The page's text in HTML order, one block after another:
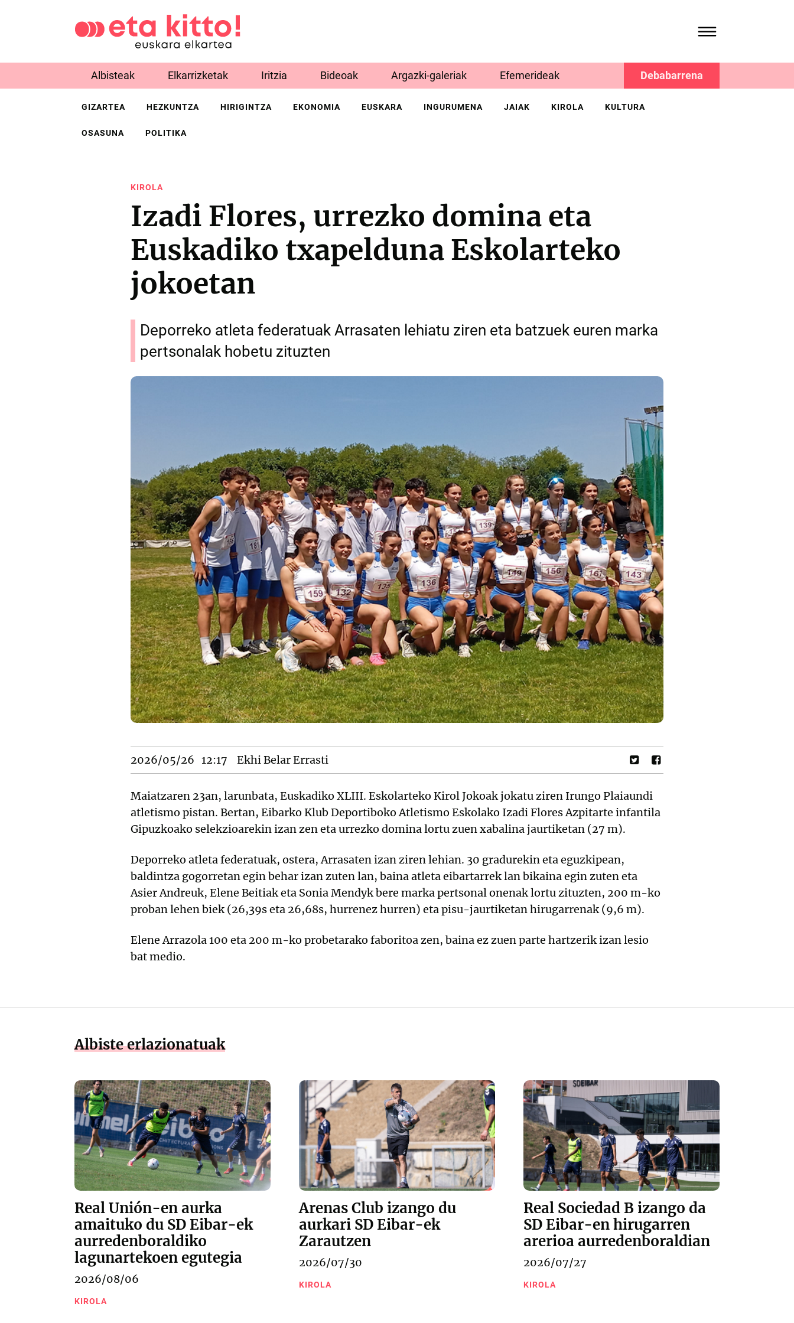
Albisteak Elkarrizketak Iritzia Bideoak Argazki-galeriak Efemerideak Debabarrena
GIZARTEA HEZKUNTZA HIRIGINTZA EKONOMIA EUSKARA INGURUMENA JAIAK KIROLA KULTURA
OSASUNA POLITIKA
KIROLA
Izadi Flores, urrezko domina eta
Euskadiko txapelduna Eskolarteko
jokoetan
Deporreko atleta federatuak Arrasaten lehiatu ziren eta batzuek euren marka
pertsonalak hobetu zituzten
2026/05/26 12:17 Ekhi Belar Errasti
Maiatzaren 23an, larunbata, Euskadiko XLIII. Eskolarteko Kirol Jokoak jokatu ziren Irungo Plaiaundi
atletismo pistan. Bertan, Eibarko Klub Deportiboko Atletismo Eskolako Izadi Flores Azpitarte infantila
Gipuzkoako selekzioarekin izan zen eta urrezko domina lortu zuen xabalina jaurtiketan (27 m).
Deporreko atleta federatuak, ostera, Arrasaten izan ziren lehian. 30 gradurekin eta eguzkipean,
baldintza gogorretan egin behar izan zuten lan, baina atleta eibartarrek lan bikaina egin zuten eta
Asier Andreuk, Elene Beitiak eta Sonia Mendyk bere marka pertsonal onenak lortu zituzten, 200 m-ko
proban lehen biek (26,39s eta 26,68s, hurrenez hurren) eta pisu-jaurtiketan hirugarrenak (9,6 m).
Elene Arrazola 100 eta 200 m-ko probetarako faboritoa zen, baina ez zuen parte hartzerik izan lesio
bat medio.
Albiste erlazionatuak
Real Unión-en aurka
amaituko du SD Eibar-ek
aurredenboraldiko
lagunartekoen egutegia
2026/08/06
KIROLA
Arenas Club izango du
aurkari SD Eibar-ek
Zarautzen
2026/07/30
KIROLA
Real Sociedad B izango da
SD Eibar-en hirugarren
arerioa aurredenboraldian
2026/07/27
KIROLA